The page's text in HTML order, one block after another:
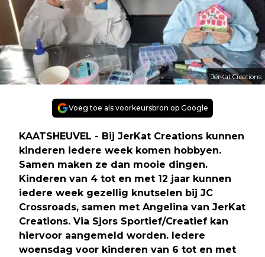
JerKat Creations
Voeg toe als voorkeursbron op Google
KAATSHEUVEL - Bij JerKat Creations kunnen
kinderen iedere week komen hobbyen.
Samen maken ze dan mooie dingen.
Kinderen van 4 tot en met 12 jaar kunnen
iedere week gezellig knutselen bij JC
Crossroads, samen met Angelina van JerKat
Creations. Via Sjors Sportief/Creatief kan
hiervoor aangemeld worden. Iedere
woensdag voor kinderen van 6 tot en met